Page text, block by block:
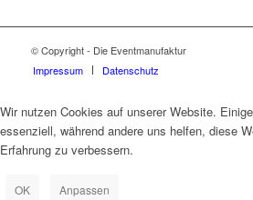
© Copyright - Die Eventmanufaktur
Impressum
Datenschutz
Wir nutzen Cookies auf unserer Website.
essenziell, während andere uns helfen, diese
Erfahrung zu verbessern.
OK Anpassen